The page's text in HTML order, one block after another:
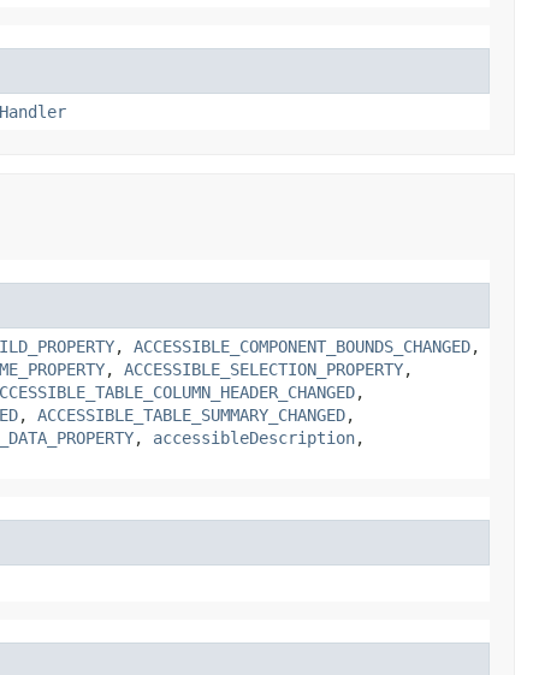
, ACCESSIBLE_COMPONENT_BOUNDS_CHANGED,
, ACCESSIBLE_SELECTION_PROPERTY,
,
, ACCESSIBLE_TABLE_SUMMARY_CHANGED,
, accessibleDescription,